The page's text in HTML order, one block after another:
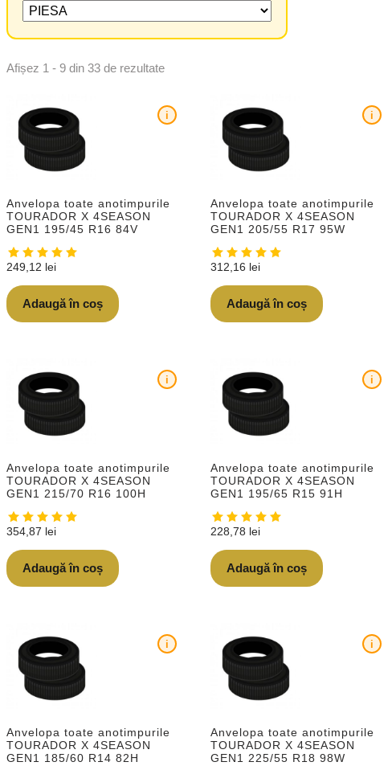
Afișez 1 - 9 din 33 de rezultate
Anvelopa toate anotimpurile
TOURADOR X 4SEASON
GEN1 195/45 R16 84V
i
249,12 lei
Adaugă în coș
Anvelopa toate anotimpurile
TOURADOR X 4SEASON
GEN1 205/55 R17 95W
i
312,16 lei
Adaugă în coș
Anvelopa toate anotimpurile
TOURADOR X 4SEASON
GEN1 215/70 R16 100H
i
354,87 lei
Adaugă în coș
Anvelopa toate anotimpurile
TOURADOR X 4SEASON
GEN1 195/65 R15 91H
i
228,78 lei
Adaugă în coș
Anvelopa toate anotimpurile
TOURADOR X 4SEASON
GEN1 185/60 R14 82H
i
Anvelopa toate anotimpurile
TOURADOR X 4SEASON
GEN1 225/55 R18 98W
i